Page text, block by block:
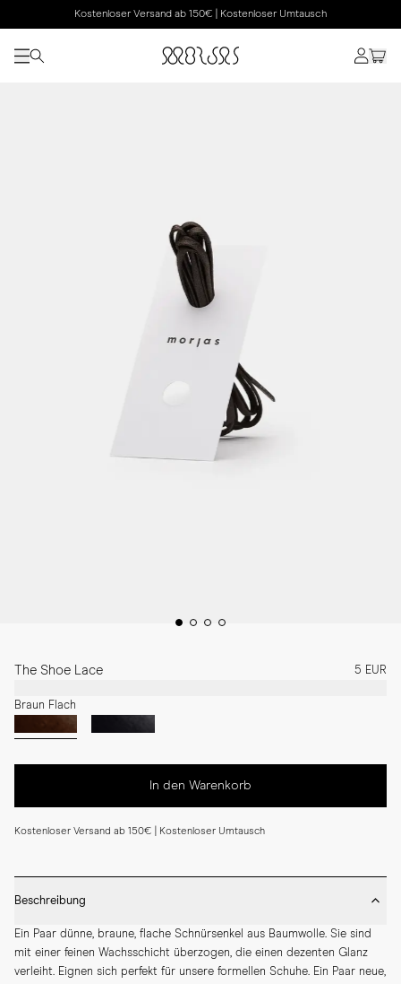
Kostenloser Versand ab 150€ | Kostenloser Umtausch
The Shoe Lace 5 EUR
Braun Flach
In den Warenkorb
Kostenloser Versand ab 150€ | Kostenloser Umtausch
Beschreibung
Ein Paar dünne, braune, flache Schnürsenkel aus Baumwolle. Sie sind
mit einer feinen Wachsschicht überzogen, die einen dezenten Glanz
verleiht. Eignen sich perfekt für unsere formellen Schuhe. Ein Paar neue,